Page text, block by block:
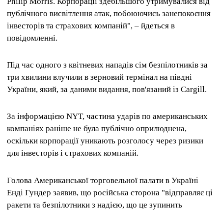
публічного висвітлення атак, побоюючись занепокоєння
інвесторів та страхових компаній", – йдеться в
повідомленні.
Під час одного з квітневих нападів сім безпілотників за
три хвилини влучили в зерновий термінал на півдні
України, який, за даними видання, пов'язаний із Cargill.
За інформацією NYT, частина ударів по американських
компаніях раніше не була публічно оприлюднена,
оскільки корпорації уникають розголосу через ризики
для інвесторів і страхових компаній.
Голова Американської торговельної палати в Україні
Енді Гундер заявив, що російська сторона "відправляє ці
ракети та безпілотники з надією, що це зупинить